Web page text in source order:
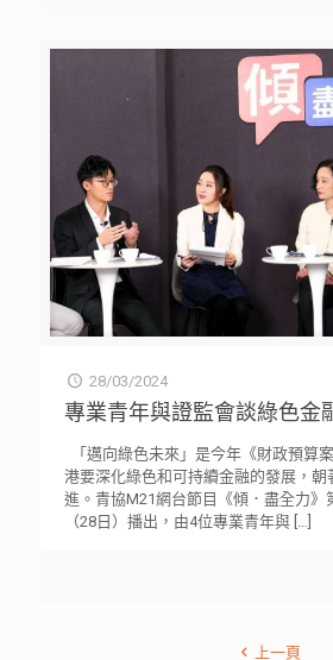
28/03/2024
專業青年與證監會談綠色金
「邁向綠色未來」是今年《財政預算
港要深化綠色和可持續金融的發展，朝
進。青協M21網台節目《傾．盡全力》
（28日）播出，由4位專業青年與[…]
上一頁